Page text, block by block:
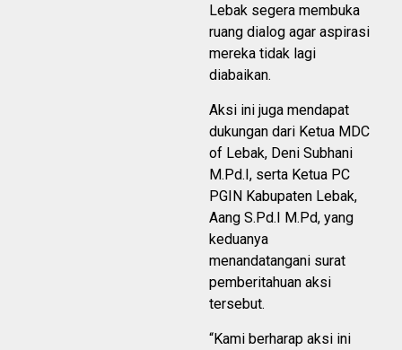
Lebak segera membuka
ruang dialog agar aspirasi
mereka tidak lagi
diabaikan.
Aksi ini juga mendapat
dukungan dari Ketua MDC
of Lebak, Deni Subhani
M.Pd.I, serta Ketua PC
PGIN Kabupaten Lebak,
Aang S.Pd.I M.Pd, yang
keduanya
menandatangani surat
pemberitahuan aksi
tersebut.
“Kami berharap aksi ini